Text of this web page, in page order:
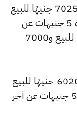
وشهد سعر عيار 21 انخفاضًا ليصبح 7025 جنيهًا للبيع
و6995 جنيهًا للشراء، بانخفاض قدره 5 جنيهات عن
السعر السابق الذي بلغ 7040 جنيهًا للبيع و7000
كما انخفض سعر عيار 18 ليصل إلى 6020 جنيهًا للبيع
و5995 جنيهًا للشراء، بتراجعًا قيمته 5 جنيهات عن آخر